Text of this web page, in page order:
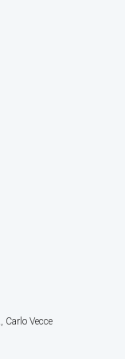
Carlo Vecce